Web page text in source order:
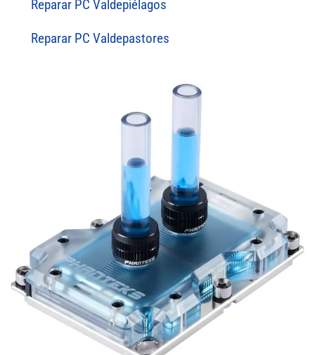
Reparar PC Valdepiélagos
Reparar PC Valdepastores